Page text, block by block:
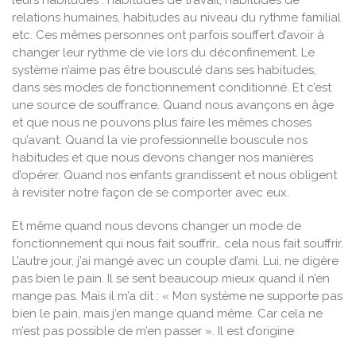
relations humaines, habitudes au niveau du rythme familial
etc. Ces mêmes personnes ont parfois souffert d’avoir à
changer leur rythme de vie lors du déconfinement. Le
système n’aime pas être bousculé dans ses habitudes,
dans ses modes de fonctionnement conditionné. Et c’est
une source de souffrance. Quand nous avançons en âge
et que nous ne pouvons plus faire les mêmes choses
qu’avant. Quand la vie professionnelle bouscule nos
habitudes et que nous devons changer nos manières
d’opérer. Quand nos enfants grandissent et nous obligent
à revisiter notre façon de se comporter avec eux.
Et même quand nous devons changer un mode de
fonctionnement qui nous fait souffrir… cela nous fait souffrir.
L’autre jour, j’ai mangé avec un couple d’ami. Lui, ne digère
pas bien le pain. Il se sent beaucoup mieux quand il n’en
mange pas. Mais il m’a dit : « Mon système ne supporte pas
bien le pain, mais j’en mange quand même. Car cela ne
m’est pas possible de m’en passer ». Il est d’origine